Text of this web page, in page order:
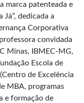
marca patenteada e
Já”, dedicada a
Corporativa
convidada
Minas, IBMEC-MG,
Escola de
de Excelência
MBA, programas
e formação de